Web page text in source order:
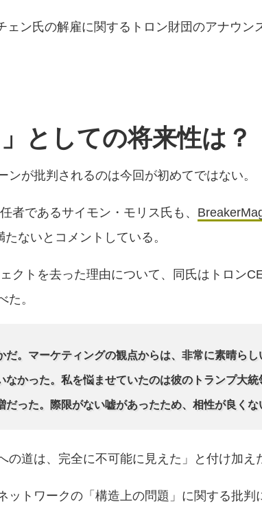
ン氏の解雇に関するトロン財団のアナウン
としての将来性は？
が批判されるのは今回が初めてではない。
者であるサイモン・モリス氏も、
ないとコメントしている。
クトを去った理由について、同氏はトロン
た。
。マーケティングの観点からは、非常に素晴らし
かった。私を悩ませていたのは彼のトランプ大統
った。際限がない嘘があったため、相性が良くな
道は、完全に不可能に見えた」と付け加え
ットワークの「構造上の問題」に関する批判